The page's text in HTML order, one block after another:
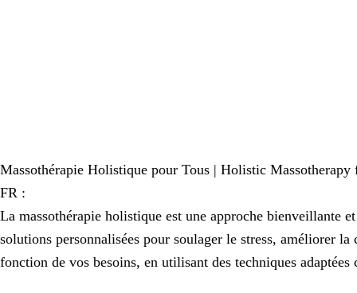
Massothérapie Holistique pour Tous | Holistic
FR :
La massothérapie holistique est une approche bienveillante
solutions personnalisées pour soulager le stress, améliorer
fonction de vos besoins, en utilisant des techniques